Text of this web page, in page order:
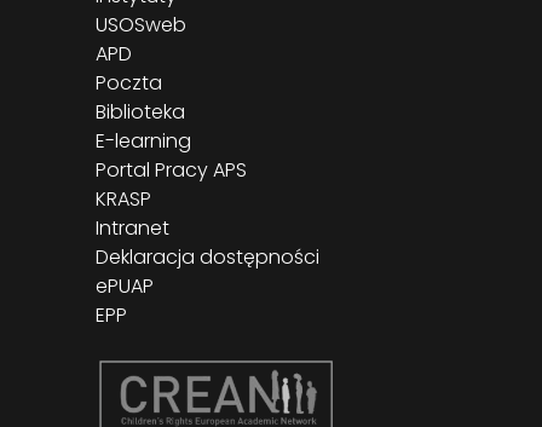
USOSweb
APD
Poczta
Biblioteka
E-learning
Portal Pracy APS
KRASP
Intranet
Deklaracja dostępności
ePUAP
EPP